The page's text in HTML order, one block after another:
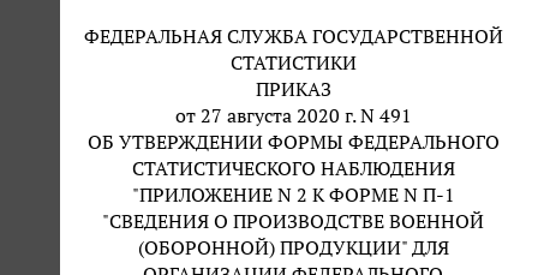
ФЕДЕРАЛЬНАЯ СЛУЖБА ГОСУДАРСТВЕННОЙ
СТАТИСТИКИ
ПРИКАЗ
от 27 августа 2020 г. N 491
ОБ УТВЕРЖДЕНИИ ФОРМЫ ФЕДЕРАЛЬНОГО
СТАТИСТИЧЕСКОГО НАБЛЮДЕНИЯ
"ПРИЛОЖЕНИЕ N 2 К ФОРМЕ N П-1
"СВЕДЕНИЯ О ПРОИЗВОДСТВЕ ВОЕННОЙ
(ОБОРОННОЙ) ПРОДУКЦИИ" ДЛЯ